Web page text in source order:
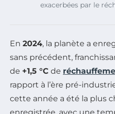
exacerbées par le
En 2024, la planète a
sans précédent,
de +1,5 °C de
rapport à l’ère pré-
cette année a été la plus